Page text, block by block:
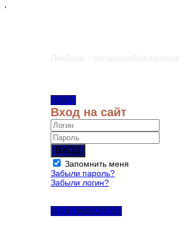
'
ВХОД
Вход на сайт
ВХОД
Запомнить меня
Забыли пароль?
Забыли логин?
РЕГИСТРАЦИЯ